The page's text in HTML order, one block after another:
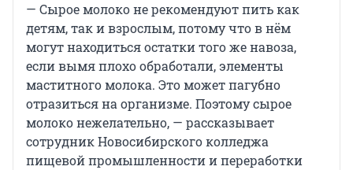
— Сырое молоко не рекомендуют пить как
детям, так и взрослым, потому что в нём
могут находиться остатки того же навоза,
если вымя плохо обработали, элементы
маститного молока. Это может пагубно
отразиться на организме. Поэтому сырое
молоко нежелательно, — рассказывает
сотрудник Новосибирского колледжа
пищевой промышленности и переработки